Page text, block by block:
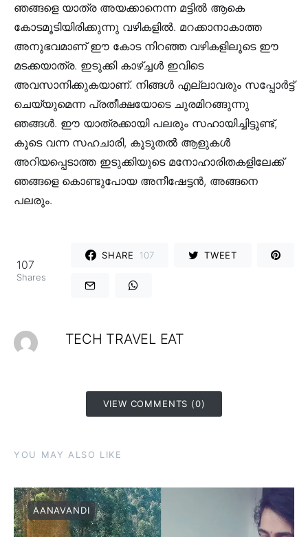
ഞങ്ങളെ യാത്ര അയക്കാനെന്ന മട്ടില്‍ ആകെ
കോടമൂടിയിരിക്കുന്നു വഴികളില്‍. മറക്കാനാകാത്ത
അനുഭവമാണ് ഈ കോട നിറഞ്ഞ വഴികളിലൂടെ ഈ
മടക്കയാത്ര. ഇടുക്കി കാഴ്ച്ചള്‍ ഇവിടെ
അവസാനിക്കുകയാണ്. നിങ്ങള്‍ എല്ലാവരും സപ്പോര്‍ട്ട്
ചെയ്യുമെന്ന പ്രതീക്ഷയോടെ ചുരമിറങ്ങുന്നു
ഞങ്ങള്‍. ഈ യാത്രക്കായി പലരും സഹായിച്ചിട്ടുണ്ട്,
കൂടെ വന്ന സഹചാരി, കൂടുതല്‍ ആളുകള്‍
അറിയപ്പെടാത്ത ഇടുക്കിയുടെ മനോഹാരിതകളിലേക്ക്
ഞങ്ങളെ കൊണ്ടുപോയ അനീഷേട്ടന്‍, അങ്ങനെ
പലരും.
107
Shares
SHARE 107 TWEET
TECH TRAVEL EAT
VIEW COMMENTS (0)
YOU MAY ALSO LIKE
AANAVANDI